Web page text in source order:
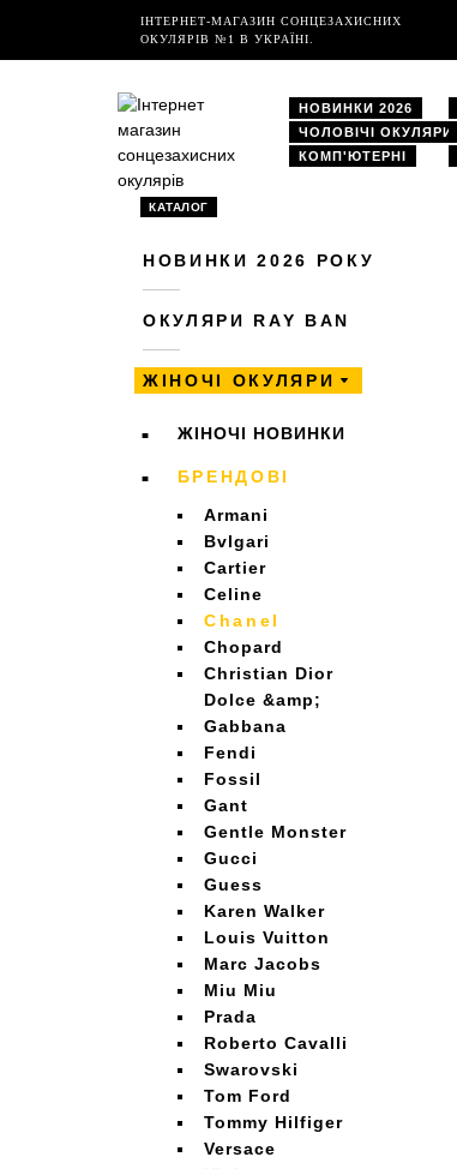
ІНТЕРНЕТ-МАГАЗИН СОНЦЕЗАХИСНИХ
ОКУЛЯРІВ №1 В УКРАЇНІ.
НОВИНКИ 2026
ЧОЛОВІЧІ ОКУЛЯРИ
КОМП'ЮТЕРНІ
КАТАЛОГ
НОВИНКИ 2026 РОКУ
ОКУЛЯРИ RAY BAN
ЖІНОЧІ ОКУЛЯРИ
ЖІНОЧІ НОВИНКИ
БРЕНДОВІ
Armani
Bvlgari
Cartier
Celine
Chanel
Chopard
Christian Dior
Dolce &amp;
Gabbana
Fendi
Fossil
Gant
Gentle Monster
Gucci
Guess
Karen Walker
Louis Vuitton
Marc Jacobs
Miu Miu
Prada
Roberto Cavalli
Swarovski
Tom Ford
Tommy Hilfiger
Versace